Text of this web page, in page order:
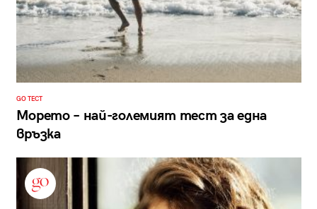
GO ТЕСТ
Морето – най-големият тест за една
връзка